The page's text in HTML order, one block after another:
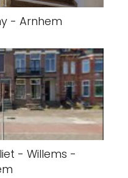
- Arnhem
- Willems -